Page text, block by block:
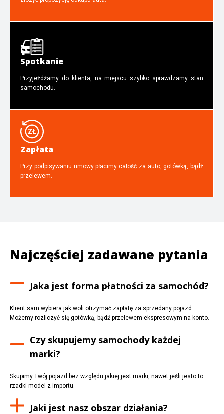
Spotkanie
Przyjeżdżamy do klienta, na miejscu szybko sprawdzamy stan
samochodu.
Zapłata
Przy podpisywaniu umowy płacimy całość za auto, gotówką, bądź
przelewem.
Najczęściej zadawane pytania
Jaka jest forma płatności za samochód?
Klient sam wybiera jak woli otrzymać zapłatę za sprzedany pojazd.
Możemy rozliczyć się gotówką, bądź przelewem ekspresowym na konto.
Czy skupujemy samochody każdej
marki?
Skupimy Twój pojazd bez względu jakiej jest marki, nawet jeśli jesto to
rzadki model z importu.
Jaki jest nasz obszar działania?